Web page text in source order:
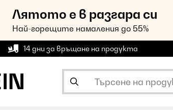
Лятото е в разгара си
Най-горещите намаления до 55%
14 дни за връщане на продукта